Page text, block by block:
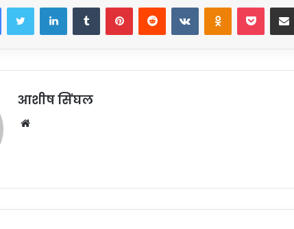
FacebookTwitter LinkedInTumblr PinterestReddit VKontakteOdnoklassniki
Pocket
आशीष सिंघल
Website